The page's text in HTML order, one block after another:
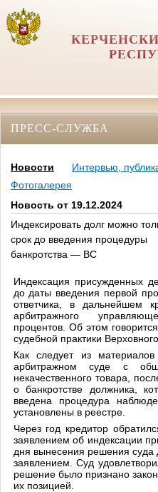
ПРЕСС-СЛУЖБА
Новости
Интервью,
Фотогалерея
Новость от 19.12.2024
Индексировать долг можно
срок до введения процедуры
банкротства — ВС
Индексация присужденных
до даты введения первой
ответчика, в дальнейшем
арбитражного
процентов. Об этом
судебной практики
Как следует из
арбитражном суде с
некачественного товара,
о банкротстве должника,
введена процедура
установлены в реестре.
Через год кредитор
заявлением об индексации
дня вынесения решения
заявлением. Суд
решение было признано
их позицией.